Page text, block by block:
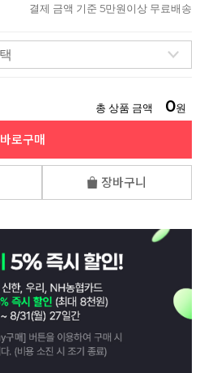
결제 금액 기준 5만원이상 무료배송
총 상품 금액 0원
바로구매
장바구니